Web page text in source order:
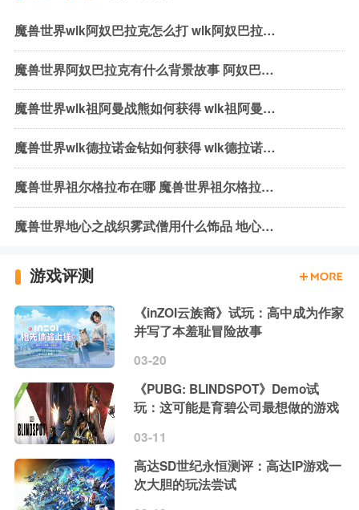
魔兽世界wlk阿奴巴拉克怎么打 wlk阿奴巴拉克机制与打法
魔兽世界阿奴巴拉克有什么背景故事 阿奴巴拉克背景故事介绍
魔兽世界wlk祖阿曼战熊如何获得 wlk祖阿曼战熊获取方式介绍
魔兽世界wlk德拉诺金钻如何获得 wlk德拉诺金钻获取方法介绍
魔兽世界祖尔格拉布在哪 魔兽世界祖尔格拉布位置介绍
魔兽世界地心之战织雾武僧用什么饰品 地心之战织雾武僧饰品推荐
游戏评测
《inZOI云族裔》试玩：高中成为作家
并写了本羞耻冒险故事
03-20
《PUBG: BLINDSPOT》Demo试
玩：这可能是育碧公司最想做的游戏
03-11
高达SD世纪永恒测评：高达IP游戏一
次大胆的玩法尝试